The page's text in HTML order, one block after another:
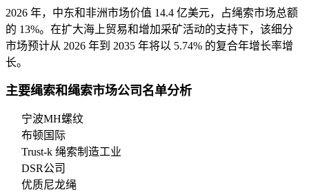
2026 年，中东和非洲市场价值 14.4 亿美元，占绳索市场总额
的 13%。在扩大海上贸易和增加采矿活动的支持下，该细分
市场预计从 2026 年到 2035 年将以 5.74% 的复合年增长率增
长。
主要绳索和绳索市场公司名单分析
宁波MH螺纹
布顿国际
Trust-k 绳索制造工业
DSR公司
优质尼龙绳